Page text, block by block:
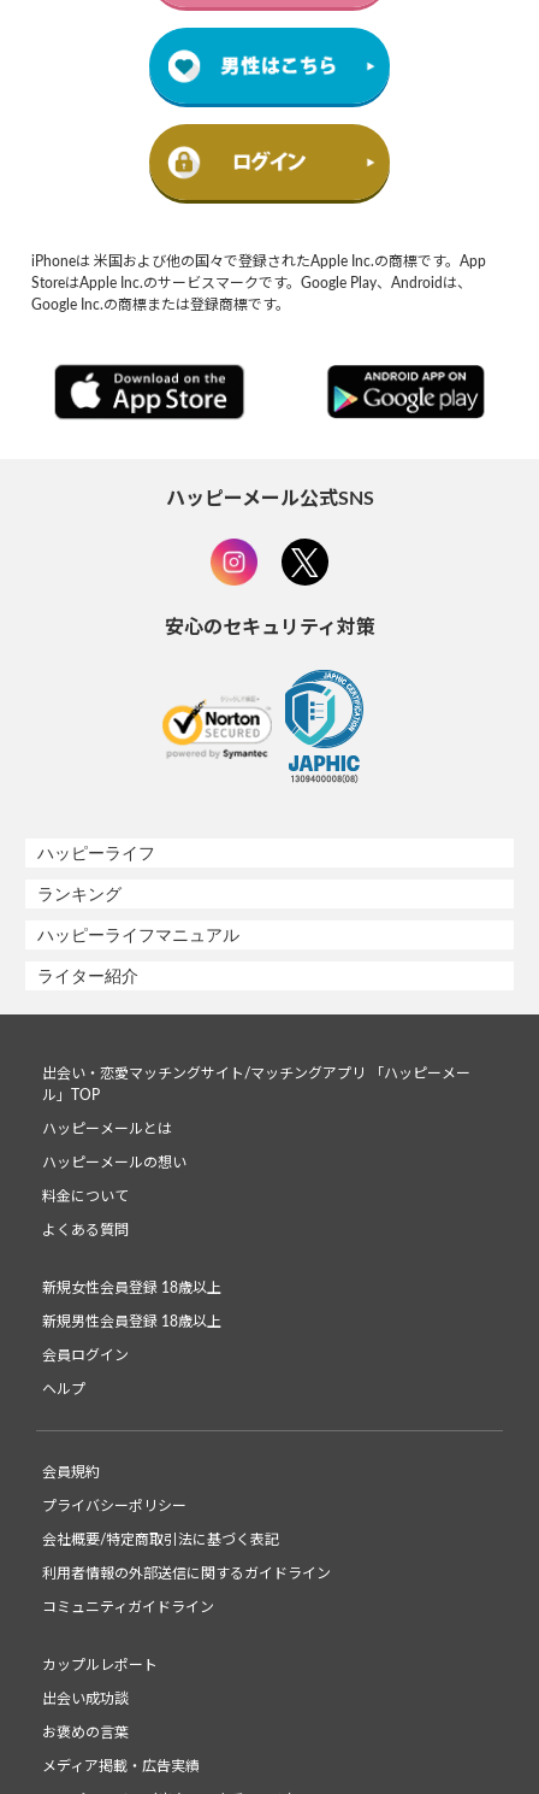
iPhoneは 米国および他の国々で登録されたApple Inc.の商標です。App
StoreはApple Inc.のサービスマークです。Google Play、Androidは、
Google Inc.の商標または登録商標です。
ハッピーメール公式SNS
安心のセキュリティ対策
ハッピーライフ
ランキング
ハッピーライフマニュアル
ライター紹介
出会い・恋愛マッチングサイト/マッチングアプリ 「ハッピーメー
ル」TOP
ハッピーメールとは
ハッピーメールの想い
料金について
よくある質問
新規女性会員登録 18歳以上
新規男性会員登録 18歳以上
会員ログイン
ヘルプ
会員規約
プライバシーポリシー
会社概要/特定商取引法に基づく表記
利用者情報の外部送信に関するガイドライン
コミュニティガイドライン
カップルレポート
出会い成功談
お褒めの言葉
メディア掲載・広告実績